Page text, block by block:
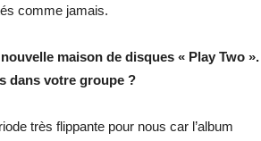
comme jamais.
maison de disques « Play Two ».
dans votre groupe ?
très flippante pour nous car l’album